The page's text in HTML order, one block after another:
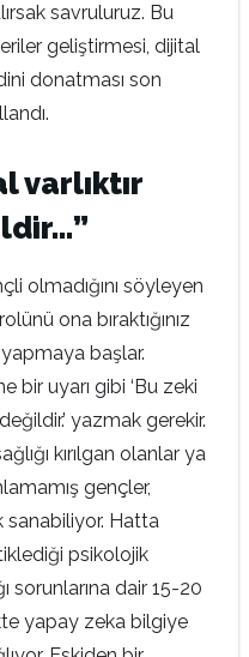
savruluruz. Bu
geliştirmesi, dijital
donatması son
varlıktır
olmadığını söyleyen
ona bıraktığınız
başlar.
bir uyarı gibi ‘Bu zeki
yazmak gerekir.
kırılgan olanlar ya
gençler,
sanabiliyor. Hatta
psikolojik
sorunlarına dair 15-20
yapay zeka bilgiye